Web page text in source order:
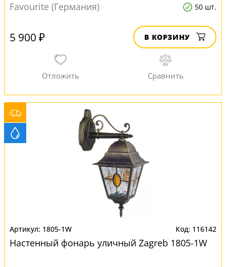
Favourite (Германия) 50 шт.
5 900 ₽ В КОРЗИНУ
1805-1W 116142
Настенный фонарь уличный Zagreb 1805-1W